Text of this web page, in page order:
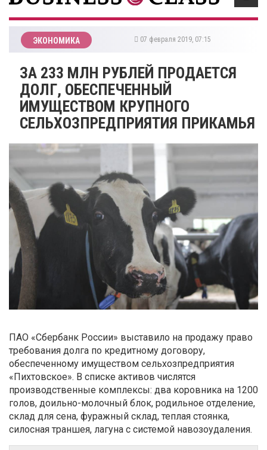
ЭКОНОМИКА 07 февраля 2019, 07:15
ЗА 233 МЛН РУБЛЕЙ ПРОДАЕТСЯ
ДОЛГ, ОБЕСПЕЧЕННЫЙ
ИМУЩЕСТВОМ КРУПНОГО
СЕЛЬХОЗПРЕДПРИЯТИЯ ПРИКАМЬЯ
ПАО «Сбербанк России» выставило на продажу право
требования долга по кредитному договору,
обеспеченному имуществом сельхозпредприятия
«Пихтовское». В списке активов числятся
производственные комплексы: два коровника на 1200
голов, доильно-молочный блок, родильное отделение,
склад для сена, фуражный склад, теплая стоянка,
силосная траншея, лагуна с системой навозоудаления.